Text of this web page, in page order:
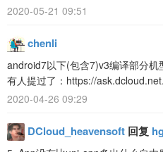
2020-05-21 09:51
chenli
android7以下(包含7)v3编译部分
有人提过了：https://
2020-04-26 09:29
DCloud_heavensoft 回复